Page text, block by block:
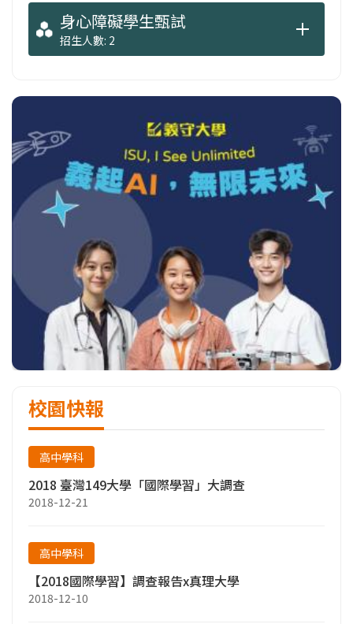
身心障礙學生甄試
招生人數: 2
校園快報
高中學科
2018 臺灣149大學「國際學習」大調查
2018-12-21
高中學科
【2018國際學習】調查報告x真理大學
2018-12-10